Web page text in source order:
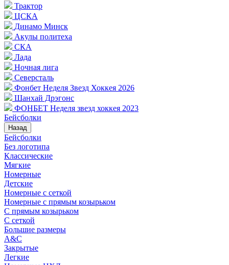
Трактор
ЦСКА
Динамо Минск
Акулы политеха
СКА
Лада
Ночная лига
Северсталь
Фонбет Неделя Звезд Хоккея 2026
Шанхай Дрэгонс
ФОНБЕТ Неделя звезд хоккея 2023
Бейсболки
Назад
Бейсболки
Без логотипа
Классические
Мягкие
Номерные
Детские
Номерные с сеткой
Номерные с прямым козырьком
С прямым козырьком
С сеткой
Большие размеры
A&C
Закрытые
Легкие